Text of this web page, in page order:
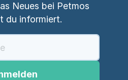
Neues bei Petmos
du informiert.